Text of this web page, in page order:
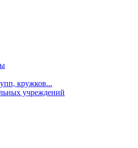
кружков...
учреждений